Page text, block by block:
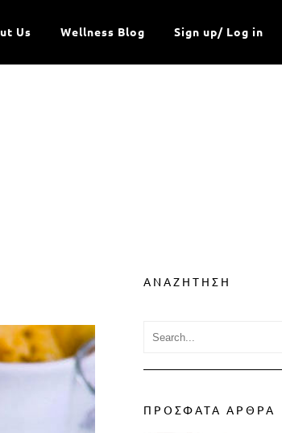
Us Wellness Blog Sign up/ Log in
ΑΝΑΖΗΤΗΣΗ
ΠΡΟΣΦΑΤΑ ΑΡΘΡΑ